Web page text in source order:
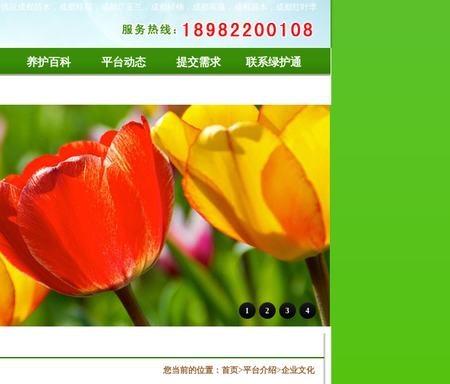
供应成都苗木，成都桂花，成都广玉兰，成都桢楠，成都紫薇，成都苗木，成都红叶李
养护百科 平台动态 提交需求 联系绿护通
1 2 3 4
您当前的位置： 首页>平台介绍>企业文化